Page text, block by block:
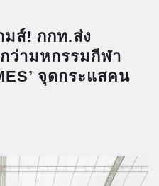
มส์! กกท.ส่ง
ว่ามหกรรมกีฬา
จุดกระแสคน